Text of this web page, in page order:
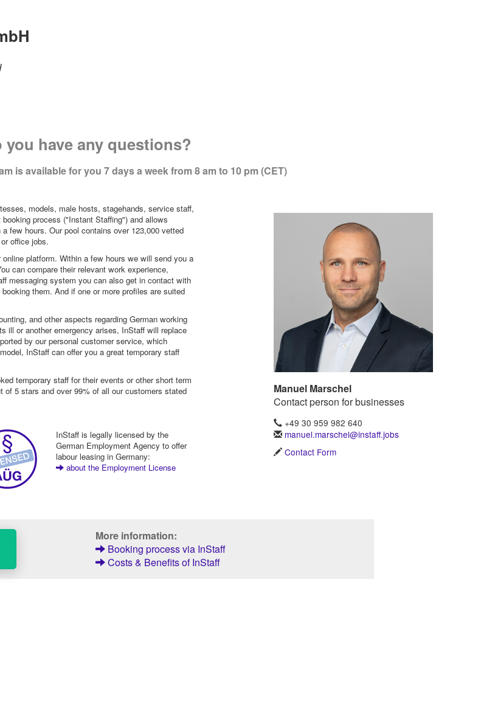
you have any questions?
is available for you 7 days a week from 8 am to 10 pm (CET)
models, male hosts, stagehands, service staff,
process ("Instant Staffing") and allows
few hours. Our pool contains over 123,000 vetted
office jobs.
platform. Within a few hours we will send you a
can compare their relevant work experience,
messaging system you can also get in contact with
them. And if one or more profiles are suited
and other aspects regarding German working
ill or another emergency arises, InStaff will replace
by our personal customer service, which
InStaff can offer you a great temporary staff
temporary staff for their events or other short term
of 5 stars and over 99% of all our customers stated
InStaff is legally licensed by the
German Employment Agency to offer
labour leasing in Germany:
about the Employment License
Manuel Marschel
Contact person for businesses
+49 30 959 982 640
manuel.marschel@instaff.jobs
Contact Form
More information:
Booking process via InStaff
Costs & Benefits of InStaff